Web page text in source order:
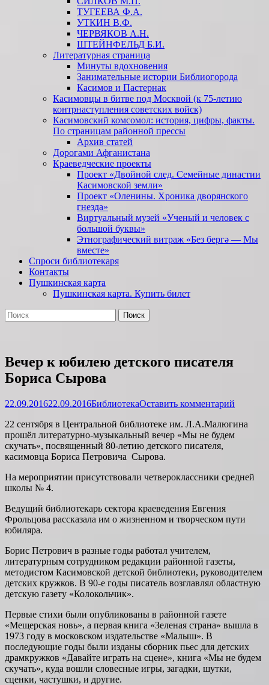
ТУГЕЕВА Ф.А.
УТКИН В.Ф.
ЧЕРВЯКОВ А.Н.
ШТЕЙНФЕЛЬД Б.И.
Литературная страница
Минуты вдохновения
Занимательные истории Библиогорода
Касимов и Пастернак
Касимовцы в битве под Москвой (к 75-летию
контрнаступления советских войск)
Касимовский комсомол: история, цифры, факты.
По страницам районной прессы
Архив статей
Дорогами Афганистана
Краеведческие проекты
Проект «Двойной след. Семейные династии
Касимовской земли»
Проект «Оленины. Хроника дворянского
гнезда»
Виртуальный музей «Ученый и человек с
большой буквы»
Этнографический витраж «Без бергə — Мы
вместе»
Спроси библиотекаря
Контакты
Пушкинская карта
Пушкинская карта. Купить билет
Поиск
Найти:
Вечер к юбилею детского писателя
Бориса Сырова
Опубликовано
22.09.201622.09.2016Автор
БиблиотекаОставить комментарий
22 сентября в Центральной библиотеке им. Л.А.Малюгина
прошёл литературно-музыкальный вечер «Мы не будем
скучать», посвященный 80-летию детского писателя,
касимовца Бориса Петровича Сырова.
На мероприятии присутствовали четвероклассники средней
школы № 4.
Ведущий библиотекарь сектора краеведения Евгения
Фрольцова рассказала им о жизненном и творческом пути
юбиляра.
Борис Петрович в разные годы работал учителем,
литературным сотрудником редакции районной газеты,
методистом Касимовской детской библиотеки, руководителем
детских кружков. В 90-е годы писатель возглавлял областную
детскую газету «Колокольчик».
Первые стихи были опубликованы в районной газете
«Мещерская новь», а первая книга «Зеленая страна» вышла в
1973 году в московском издательстве «Малыш». В
последующие годы были изданы сборник пьес для детских
драмкружков «Давайте играть на сцене», книга «Мы не будем
скучать», куда вошли словесные игры, загадки, шутки,
сценки, частушки, и другие.